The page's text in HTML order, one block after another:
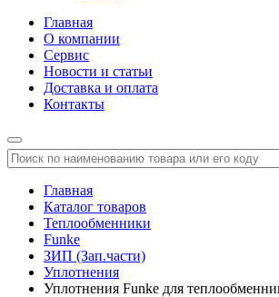
Главная
О компании
Сервис
Новости и статьи
Доставка и оплата
Контакты
Главная
Каталог товаров
Теплообменники
Funke
ЗИП (Зап.части)
Уплотнения
Уплотнения Funke для